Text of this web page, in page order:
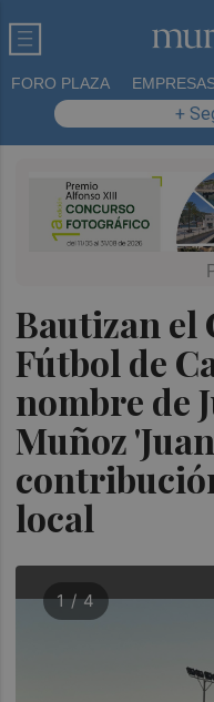
FORO PLAZA
+
Bautizan el
Fútbol de
nombre de
Muñoz
local
1 / 4